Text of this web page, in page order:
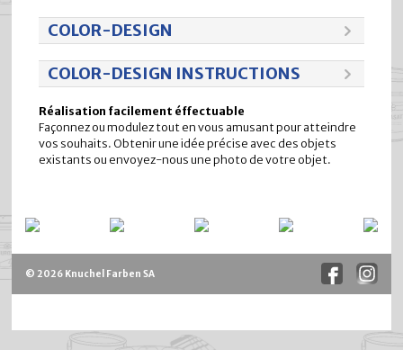
COLOR-DESIGN
COLOR-DESIGN INSTRUCTIONS
Réalisation facilement éffectuable
Façonnez ou modulez tout en vous amusant pour atteindre
vos souhaits. Obtenir une idée précise avec des objets
existants ou envoyez-nous une photo de votre objet.
© 2026 Knuchel Farben SA